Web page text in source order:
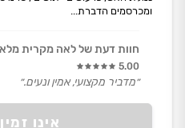
אינו
ומכרסמים הדברת...
חוות דעת של לאה מקרית
5.00
״מדביר מקצועי, אמין ונעים.״